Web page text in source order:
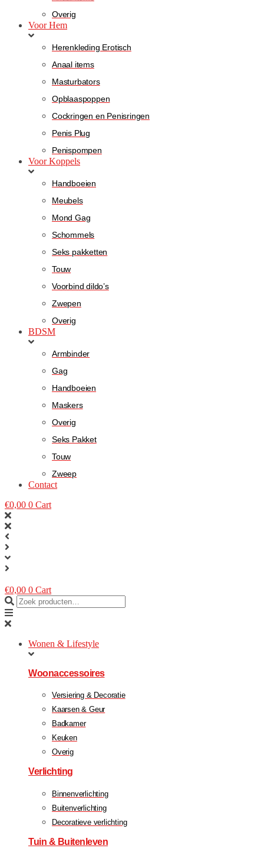
Overig
Voor Hem
Herenkleding Erotisch
Anaal items
Masturbators
Opblaaspoppen
Cockringen en Penisringen
Penis Plug
Penispompen
Voor Koppels
Handboeien
Meubels
Mond Gag
Schommels
Seks pakketten
Touw
Voorbind dildo’s
Zwepen
Overig
BDSM
Armbinder
Gag
Handboeien
Maskers
Overig
Seks Pakket
Touw
Zweep
Contact
€0,00 0 Cart
€0,00 0 Cart
Wonen & Lifestyle
Woonaccessoires
Versiering & Decoratie
Kaarsen & Geur
Badkamer
Keuken
Overig
Verlichting
Binnenverlichting
Buitenverlichting
Decoratieve verlichting
Tuin & Buitenleven